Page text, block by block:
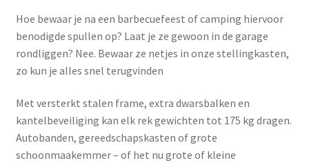
Hoe bewaar je na een barbecuefeest of camping hiervoor
benodigde spullen op? Laat je ze gewoon in de garage
rondliggen? Nee. Bewaar ze netjes in onze stellingkasten,
zo kun je alles snel terugvinden
Met versterkt stalen frame, extra dwarsbalken en
kantelbeveiliging kan elk rek gewichten tot 175 kg dragen.
Autobanden, gereedschapskasten of grote
schoonmaakemmer – of het nu grote of kleine